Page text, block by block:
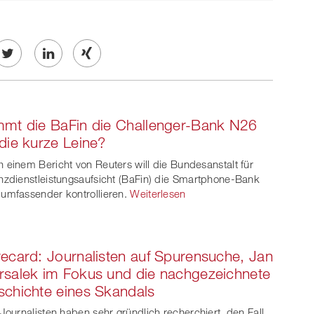
on
er
Share
linkedin
Share
Xing
die BaFin die Challenger-Bank N26
kurze Leine?
einem Bericht von Reuters will die Bundesanstalt für
(BaFin) die Smartphone-Bank
kontrollieren. Weiterlesen
Journalisten auf Spurensuche, Jan
im Fokus und die nachgezeichnete
eines Skandals